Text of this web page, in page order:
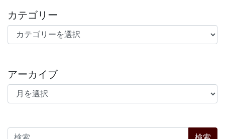
カテゴリー
カテゴリー
アーカイブ
アーカイブ
検索: